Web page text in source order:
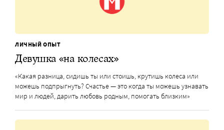
ЛИЧНЫЙ ОПЫТ
Девушка «на колесах»
«Какая разница, сидишь ты или стоишь, крутишь колеса или
можешь подпрыгнуть? Счастье — это когда ты можешь узнавать
мир и людей, дарить любовь родным, помогать близким»